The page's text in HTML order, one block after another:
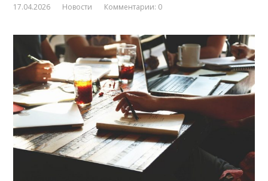
17.04.2026 Новости Комментарии: 0